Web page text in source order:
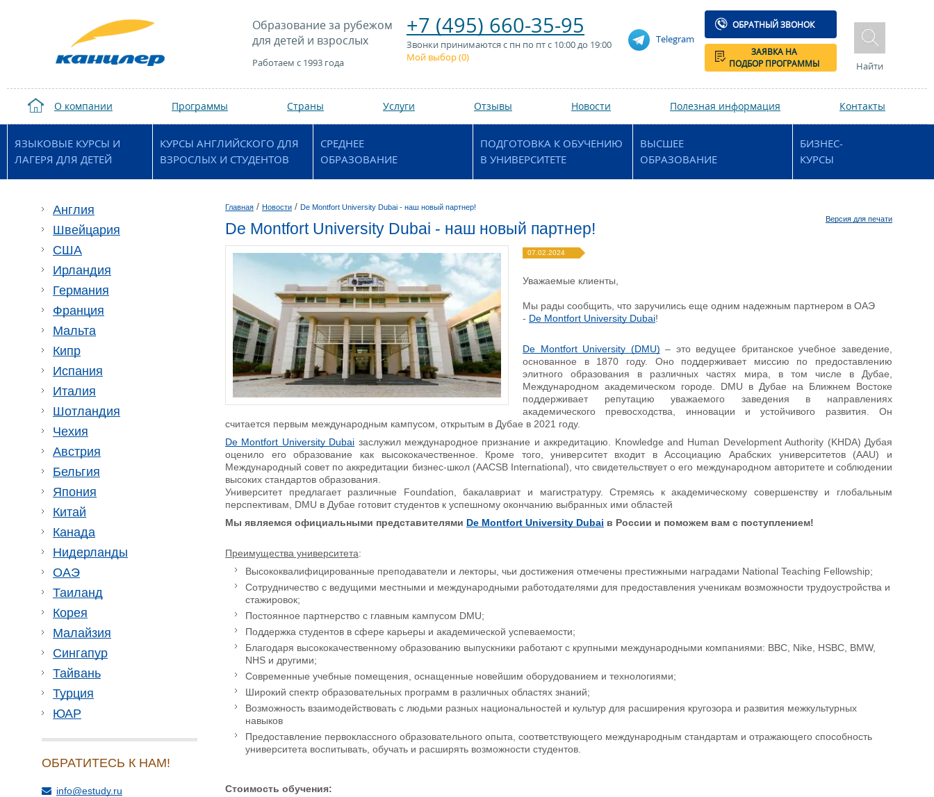
Образование за рубежом
для детей и взрослых
Работаем с 1993 года
+7 (495) 660-35-95
Звонки принимаются с пн по пт с 10:00 до 19:00
Мой выбор (0)
Telegram
ОБРАТНЫЙ ЗВОНОК
ЗАЯВКА НА
ПОДБОР ПРОГРАММЫ
Найти
О компании Программы Страны Услуги Отзывы Новости Полезная информация Контакты
ЯЗЫКОВЫЕ КУРСЫ И
ЛАГЕРЯ ДЛЯ ДЕТЕЙ
КУРСЫ АНГЛИЙСКОГО ДЛЯ
ВЗРОСЛЫХ И СТУДЕНТОВ
СРЕДНЕЕ
ОБРАЗОВАНИЕ
ПОДГОТОВКА К ОБУЧЕНИЮ
В УНИВЕРСИТЕТЕ
ВЫСШЕЕ
ОБРАЗОВАНИЕ
БИЗНЕС-
КУРСЫ
Англия
Швейцария
США
Ирландия
Германия
Франция
Мальта
Кипр
Испания
Италия
Шотландия
Чехия
Австрия
Бельгия
Япония
Китай
Канада
Нидерланды
ОАЭ
Таиланд
Корея
Малайзия
Сингапур
Тайвань
Турция
ЮАР
ОБРАТИТЕСЬ К НАМ!
info@estudy.ru
Главная / Новости / De Montfort University Dubai - наш новый партнер!
Версия для печати
De Montfort University Dubai - наш новый партнер!
07.02.2024
Уважаемые клиенты,
Мы рады сообщить, что заручились еще одним надежным партнером в ОАЭ
- De Montfort University Dubai!
De Montfort University (DMU) – это ведущее британское учебное заведение,
основанное в 1870 году. Оно поддерживает миссию по предоставлению
элитного образования в различных частях мира, в том числе в Дубае,
Международном академическом городе. DMU в Дубае на Ближнем Востоке
поддерживает репутацию уважаемого заведения в направлениях
академического превосходства, инновации и устойчивого развития. Он
считается первым международным кампусом, открытым в Дубае в 2021 году.
De Montfort University Dubai заслужил международное признание и аккредитацию. Knowledge and Human Development Authority (KHDA) Дубая
оценило его образование как высококачественное. Кроме того, университет входит в Ассоциацию Арабских университетов (AAU) и
Международный совет по аккредитации бизнес-школ (AACSB International), что свидетельствует о его международном авторитете и соблюдении
высоких стандартов образования.
Университет предлагает различные Foundation, бакалавриат и магистратуру. Стремясь к академическому совершенству и глобальным
перспективам, DMU в Дубае готовит студентов к успешному окончанию выбранных ими областей
Мы являемся официальными представителями De Montfort University Dubai в России и поможем вам с поступлением!
Преимущества университета:
Высококвалифицированные преподаватели и лекторы, чьи достижения отмечены престижными наградами National Teaching Fellowship;
Сотрудничество с ведущими местными и международными работодателями для предоставления ученикам возможности трудоустройства и
стажировок;
Постоянное партнерство с главным кампусом DMU;
Поддержка студентов в сфере карьеры и академической успеваемости;
Благодаря высококачественному образованию выпускники работают с крупными международными компаниями: BBC, Nike, HSBC, BMW,
NHS и другими;
Современные учебные помещения, оснащенные новейшим оборудованием и технологиями;
Широкий спектр образовательных программ в различных областях знаний;
Возможность взаимодействовать с людьми разных национальностей и культур для расширения кругозора и развития межкультурных
навыков
Предоставление первоклассного образовательного опыта, соответствующего международным стандартам и отражающего способность
университета воспитывать, обучать и расширять возможности студентов.
Стоимость обучения: